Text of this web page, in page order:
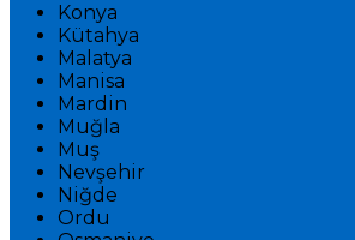
Konya
Kütahya
Malatya
Manisa
Mardin
Muğla
Muş
Nevşehir
Niğde
Ordu